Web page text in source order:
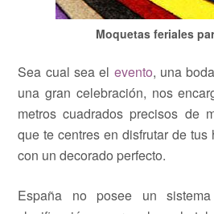
Moquetas feriales
Sea cual sea el evento, una
una gran celebración, nos
metros cuadrados precisos de
que te centres en disfrutar de tus
con un decorado perfecto.
España no posee un